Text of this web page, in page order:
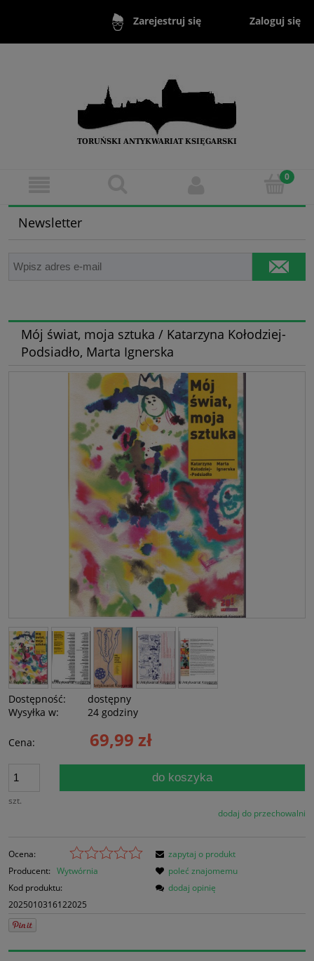
Zarejestruj się Zaloguj się
Newsletter
Mój świat, moja sztuka / Katarzyna Kołodziej-
Podsiadło, Marta Ignerska
Dostępność:
dostępny
Wysyłka w:
24 godziny
Cena: 69,99 zł
szt.
do koszyka
dodaj do przechowalni
Ocena:
Producent: Wytwórnia
Kod produktu:
2025010316122025
zapytaj o produkt
poleć znajomemu
dodaj opinię